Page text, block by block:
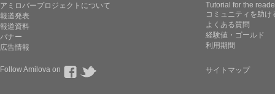
アミロバープロジェクトについて
報道発表
報道資料
バナー
広告情報
Tutorial for the
コミュニティを助け
よくある質問
経験値・ゴールド
利用期間
Follow Amilova on サイトマップ